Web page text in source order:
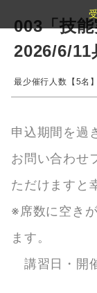
003「技
2026/6/11
最少催行人数【5名】
申込期間を過
お問い合わせ
ただけますと
※席数に空き
ます。
講習日・開